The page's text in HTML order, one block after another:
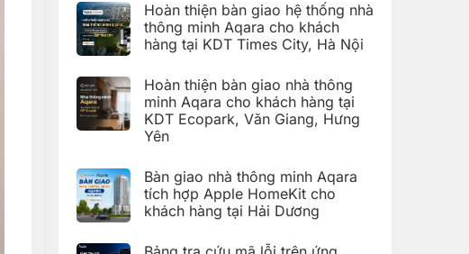
(Aqara
Home
Error
Code)
bình
luận
ở
Hướng
đặt
Giàn
phơi
thông
minh
Aqara
Aqara
Home
Hoàn thiện bàn giao hệ thống nhà
thông minh Aqara cho khách
hàng tại KDT Times City, Hà Nội
bình
luận
ở
Hoàn
thiện
bàn
thống
nhà
thông
minh
khách
Hoàn thiện bàn giao nhà thông
minh Aqara cho khách hàng tại
KDT Ecopark, Văn Giang, Hưng
Yên
bình
luận
ở
Hoàn
giao
Bàn giao nhà thông minh Aqara
tích hợp Apple HomeKit cho
khách hàng tại Hải Dương